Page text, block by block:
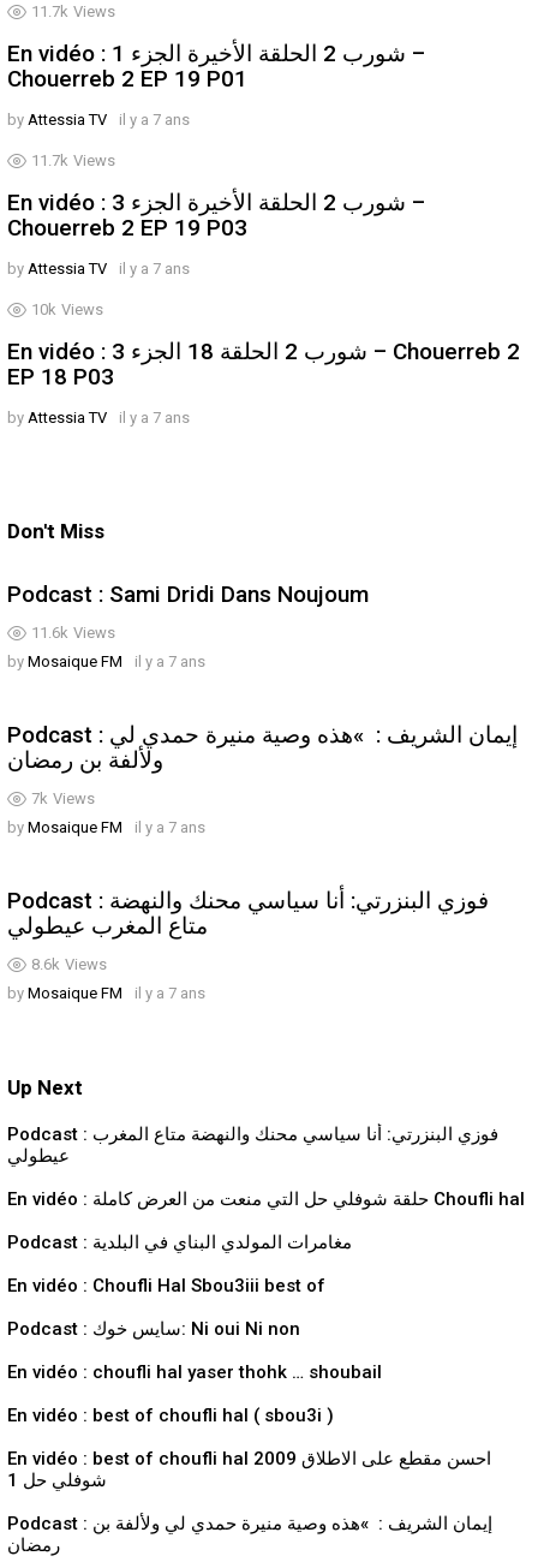
11.7k Views
En vidéo : شورب 2 الحلقة الأخيرة الجزء 1 –
Chouerreb 2 EP 19 P01
by Attessia TV il y a 7 ans
11.7k Views
En vidéo : شورب 2 الحلقة الأخيرة الجزء 3 –
Chouerreb 2 EP 19 P03
by Attessia TV il y a 7 ans
10k Views
En vidéo : شورب 2 الحلقة 18 الجزء 3 – Chouerreb 2
EP 18 P03
by Attessia TV il y a 7 ans
Don't Miss
11.6k Views
Podcast : Sami Dridi Dans Noujoum
by Mosaique FM il y a 7 ans
7k Views
Podcast : إيمان الشريف : »هذه وصية منيرة حمدي لي
ولألفة بن رمضان
by Mosaique FM il y a 7 ans
8.6k Views
Podcast : فوزي البنزرتي: أنا سياسي محنك والنهضة
متاع المغرب عيطولي
by Mosaique FM il y a 7 ans
Up Next
Podcast : فوزي البنزرتي: أنا سياسي محنك والنهضة متاع المغرب
عيطولي
En vidéo : حلقة شوفلي حل التي منعت من العرض كاملة Choufli hal
Podcast : مغامرات المولدي البناي في البلدية
En vidéo : Choufli Hal Sbou3iii best of
Podcast : سايس خوك: Ni oui Ni non
En vidéo : choufli hal yaser thohk … shoubail
En vidéo : best of choufli hal ( sbou3i )
En vidéo : best of choufli hal 2009 احسن مقطع على الاطلاق
شوفلي حل 1
Podcast : إيمان الشريف : »هذه وصية منيرة حمدي لي ولألفة بن
رمضان